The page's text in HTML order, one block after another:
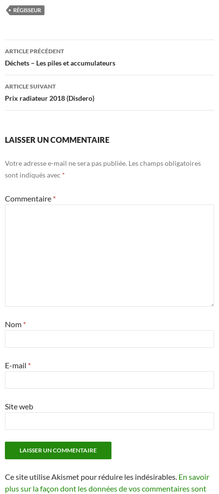
RÉGISSEUR
Navigation
des
articles
ARTICLE PRÉCÉDENT
Déchets – Les piles et accumulateurs
ARTICLE SUIVANT
Prix radiateur 2018 (Disdero)
LAISSER UN COMMENTAIRE
Votre adresse e-mail ne sera pas publiée. Les champs obligatoires
sont indiqués avec *
Commentaire *
Nom *
E-mail *
Site web
Ce site utilise Akismet pour réduire les indésirables. En savoir
plus sur la façon dont les données de vos commentaires sont